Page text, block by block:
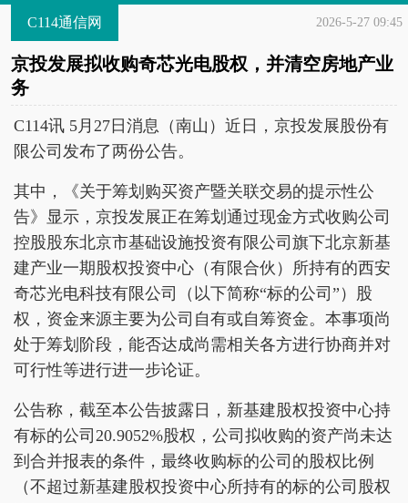
C114通信网 2026-5-27 09:45
京投发展拟收购奇芯光电股权，并清空房地产业
务
C114讯 5月27日消息（南山）近日，京投发展股份有
限公司发布了两份公告。
其中，《关于筹划购买资产暨关联交易的提示性公
告》显示，京投发展正在筹划通过现金方式收购公司
控股股东北京市基础设施投资有限公司旗下北京新基
建产业一期股权投资中心（有限合伙）所持有的西安
奇芯光电科技有限公司（以下简称“标的公司”）股
权，资金来源主要为公司自有或自筹资金。本事项尚
处于筹划阶段，能否达成尚需相关各方进行协商并对
可行性等进行进一步论证。
公告称，截至本公告披露日，新基建股权投资中心持
有标的公司20.9052%股权，公司拟收购的资产尚未达
到合并报表的条件，最终收购标的公司的股权比例
（不超过新基建股权投资中心所持有的标的公司股权